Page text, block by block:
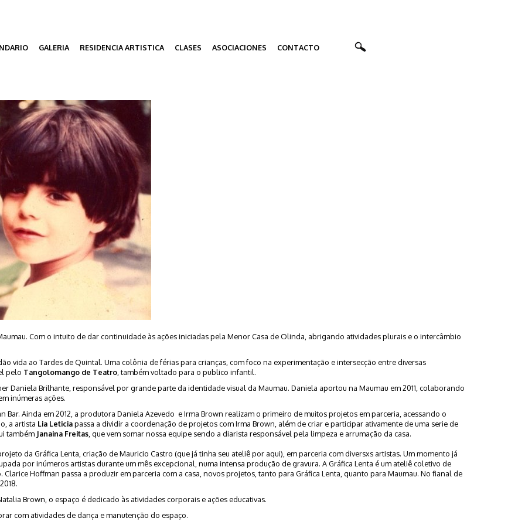
GALERIA RESIDENCIA ARTISTICA CLASES ASOCIACIONES CONTACTO
Com o intuito de dar continuidade às ações iniciadas pela Menor Casa de Olinda, abrigando atividades plurais e o intercâmbio
vida ao Tardes de Quintal. Uma colônia de férias para crianças, com foco na experimentação e intersecção entre diversas
pelo Tangolomango de Teatro , também voltado para o publico infantil.
Daniela Brilhante, responsável por grande parte da identidade visual da Maumau. Daniela aportou na Maumau em 2011, colaborando
inúmeras ações.
Bar. Ainda em 2012, a produtora Daniela Azevedo e Irma Brown realizam o primeiro de muitos projetos em parceria, acessando o
a artista Lia Leticiapassa a dividir a coordenação de projetos com Irma Brown, além de criar e participar ativamente de uma serie de
também Janaina Freitas , que vem somar nossa equipe sendo a diarista responsável pela limpeza e arrumação da casa.
da Gráfica Lenta, criação de Mauricio Castro (que já tinha seu ateliê por aqui), em parceria com diversxs artistas. Um momento já
por inúmeros artistas durante um mês excepcional, numa intensa produção de gravura. A Gráfica Lenta é um ateliê coletivo de
Hoffman passa a produzir em parceria com a casa, novos projetos, tanto para Gráfica Lenta, quanto para Maumau. No fianal de
Brown, o espaço é dedicado às atividades corporais e ações educativas.
com atividades de dança e manutenção do espaço.